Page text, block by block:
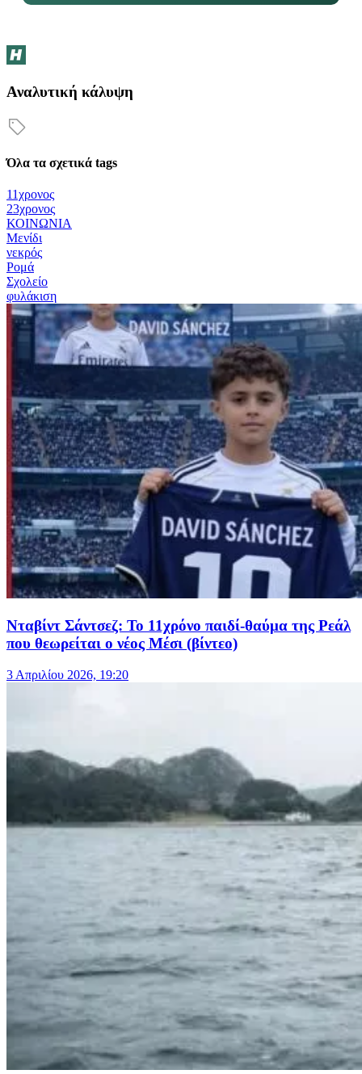
Αναλυτική κάλυψη
Όλα τα σχετικά tags
11χρονος
23χρονος
ΚΟΙΝΩΝΙΑ
Μενίδι
νεκρός
Ρομά
Σχολείο
φυλάκιση
Νταβίντ Σάντσεζ: Το 11χρόνο παιδί-θαύμα της Ρεάλ
που θεωρείται ο νέος Μέσι (βίντεο)
3 Απριλίου 2026, 19:20